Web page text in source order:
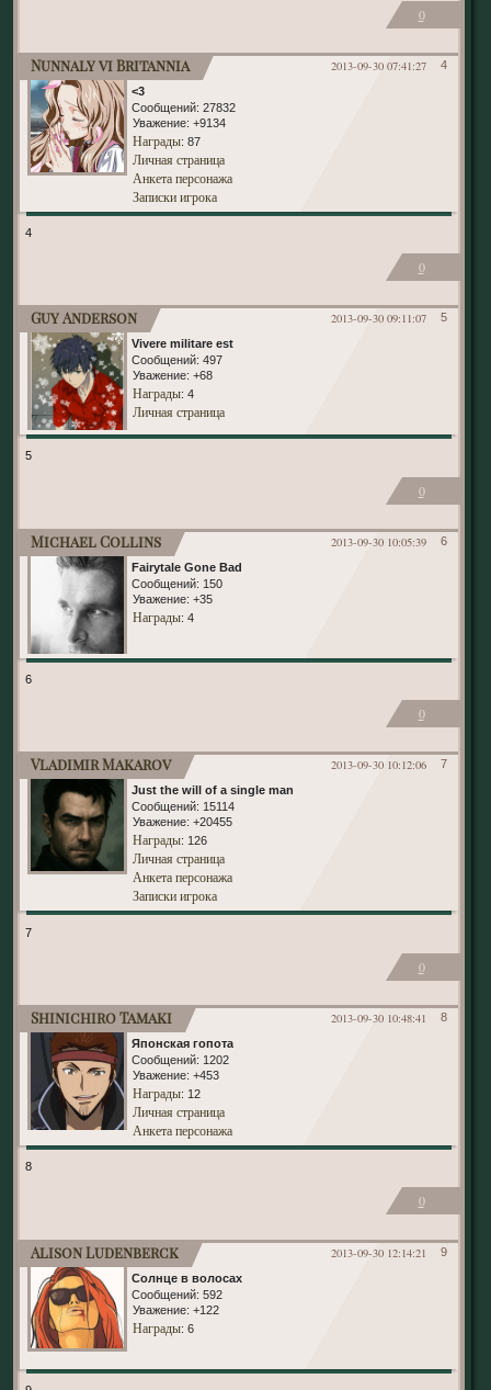
0
4
2013-09-30 07:41:27
Nunnaly vi Britannia
<3
Сообщений: 27832
Уважение: +9134
Награды: 87
Личная страница
Анкета персонажа
Записки игрока
4
0
5
2013-09-30 09:11:07
Guy Anderson
Vivere militare est
Сообщений: 497
Уважение: +68
Награды: 4
Личная страница
5
0
6
2013-09-30 10:05:39
Michael Collins
Fairytale Gone Bad
Сообщений: 150
Уважение: +35
Награды: 4
6
0
7
2013-09-30 10:12:06
Vladimir Makarov
Just the will of a single man
Сообщений: 15114
Уважение: +20455
Награды: 126
Личная страница
Анкета персонажа
Записки игрока
7
0
8
2013-09-30 10:48:41
Shinichiro Tamaki
Японская гопота
Сообщений: 1202
Уважение: +453
Награды: 12
Личная страница
Анкета персонажа
8
0
9
2013-09-30 12:14:21
Alison Ludenberck
Солнце в волосах
Сообщений: 592
Уважение: +122
Награды: 6